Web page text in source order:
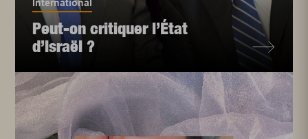
International
Peut-on critiquer l’État
d’Israël ?